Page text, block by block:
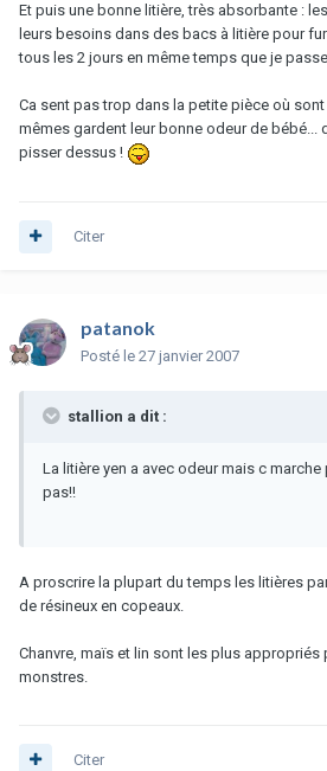
Et puis une bonne litière, très absorbante :
leurs besoins dans des bacs à litière pour
tous les 2 jours en même temps que je
Ca sent pas trop dans la petite pièce où sont
mêmes gardent leur bonne odeur de bébé...
pisser dessus !
Citer
patanok
Posté le 27 janvier 2007
stallion a dit :
La litière yen a avec odeur mais c
pas!!
A proscrire la plupart du temps les litières
de résineux en copeaux.
Chanvre, maïs et lin sont les plus appropriés
monstres.
Citer